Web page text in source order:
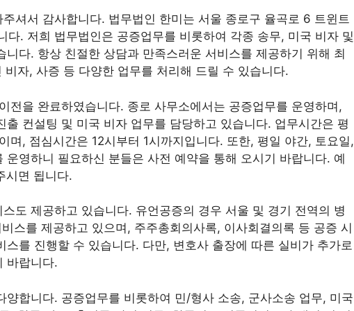
셔서 감사합니다. 법무법인 한미는 서울 종로구 율곡로 6 트윈트
다. 저희 법무법인은 공증업무를 비롯하여 각종 송무, 미국 비자 및
니다. 항상 친절한 상담과 만족스러운 서비스를 제공하기 위해 최
자, 사증 등 다양한 업무를 처리해 드릴 수 있습니다.
전을 완료하였습니다. 종로 사무소에서는 공증업무를 운영하며,
출 컨설팅 및 미국 비자 업무를 담당하고 있습니다. 업무시간은 평
며, 점심시간은 12시부터 1시까지입니다. 또한, 평일 야간, 토요일,
운영하니 필요하신 분들은 사전 예약을 통해 오시기 바랍니다. 예
시면 됩니다.
도 제공하고 있습니다. 유언공증의 경우 서울 및 경기 전역의 병
스를 제공하고 있으며, 주주총회의사록, 이사회결의록 등 공증 시
스를 진행할 수 있습니다. 다만, 변호사 출장에 따른 실비가 추가로
바랍니다.
양합니다. 공증업무를 비롯하여 민/형사 소송, 군사소송 업무, 미국